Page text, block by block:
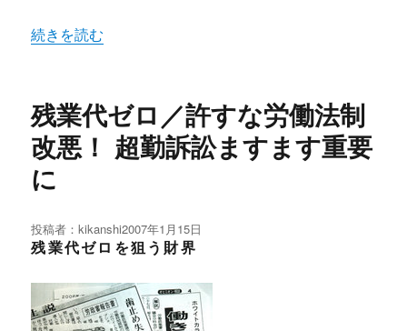
“組合員拡大の大波が来ている” の
続きを読む
残業代ゼロ／許すな労働法制
改悪！ 超勤訴訟ますます重要
に
投稿者：kikanshi投
稿
2007年1月15日
残業代ゼロを狙う財界